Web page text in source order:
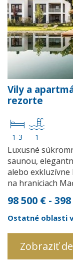
Vily a
rezorte
1-3 1
Luxusné
saunou,
alebo
na hraniciach
98 500 € -
Ostatné oblasti
Zobraziť